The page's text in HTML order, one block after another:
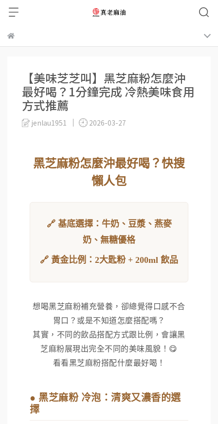
【美味芝芝叫】黑芝麻粉怎麼沖
最好喝？1分鐘完成 冷熱美味食用
方式推薦
jenlau1951 2026-03-27
黑芝麻粉怎麼沖最好喝？快搜
懶人包
🔗 基底選擇：牛奶、豆漿、燕麥
奶、無糖優格
🔗 黃金比例：2大匙粉 + 200ml 飲品
想喝黑芝麻粉補充營養，卻總覺得口感不合
胃口？或是不知道怎麼搭配嗎？
其實，不同的飲品搭配方式跟比例，會讓黑
芝麻粉展現出完全不同的美味風貌！😋
看看黑芝麻粉搭配什麼最好喝！
● 黑芝麻粉 冷泡：清爽又濃香的選
擇